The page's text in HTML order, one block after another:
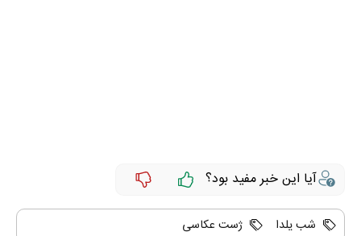
آیا این خبر مفید بود؟
شب یلدا ژست عکاسی